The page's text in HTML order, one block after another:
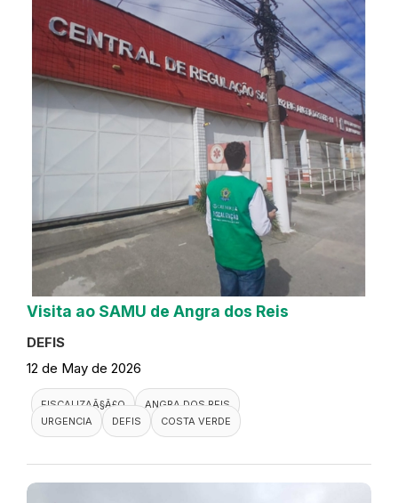
Visita ao SAMU de Angra dos Reis
DEFIS
12 de May de 2026
FISCALIZAÃ§Ã£O
ANGRA DOS REIS
URGENCIA
DEFIS COSTA VERDE